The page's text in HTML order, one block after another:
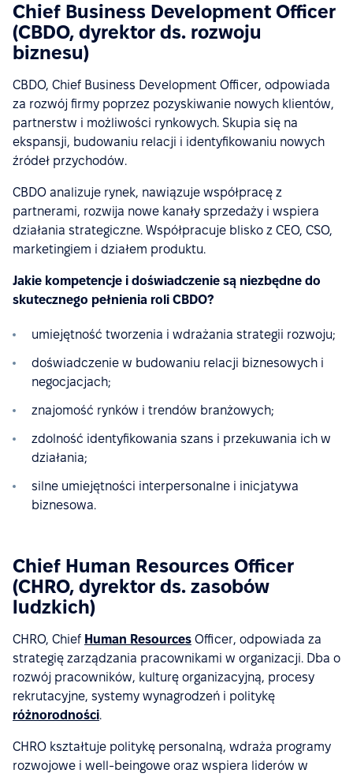
Chief Business Development Officer
(CBDO, dyrektor ds. rozwoju
biznesu)
CBDO, Chief Business Development Officer, odpowiada
za rozwój firmy poprzez pozyskiwanie nowych klientów,
partnerstw i możliwości rynkowych. Skupia się na
ekspansji, budowaniu relacji i identyfikowaniu nowych
źródeł przychodów.
CBDO analizuje rynek, nawiązuje współpracę z
partnerami, rozwija nowe kanały sprzedaży i wspiera
działania strategiczne. Współpracuje blisko z CEO, CSO,
marketingiem i działem produktu.
Jakie kompetencje i doświadczenie są niezbędne do
skutecznego pełnienia roli CBDO?
umiejętność tworzenia i wdrażania strategii rozwoju;
doświadczenie w budowaniu relacji biznesowych i
negocjacjach;
znajomość rynków i trendów branżowych;
zdolność identyfikowania szans i przekuwania ich w
działania;
silne umiejętności interpersonalne i inicjatywa
biznesowa.
Chief Human Resources Officer
(CHRO, dyrektor ds. zasobów
ludzkich)
CHRO, Chief Human Resources Officer, odpowiada za
strategię zarządzania pracownikami w organizacji. Dba o
rozwój pracowników, kulturę organizacyjną, procesy
rekrutacyjne, systemy wynagrodzeń i politykę
różnorodności.
CHRO kształtuje politykę personalną, wdraża programy
rozwojowe i well-beingowe oraz wspiera liderów w